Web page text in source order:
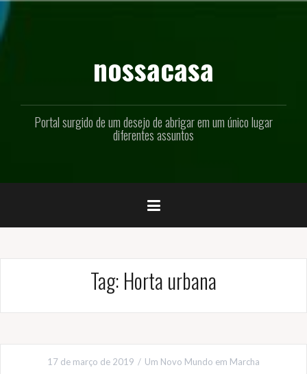
para
o
nossacasa
Portal surgido de um desejo de abrigar em um único lugar
diferentes assuntos
Tag: Horta urbana
17 de março de 2019 Um Novo Mundo em Marcha